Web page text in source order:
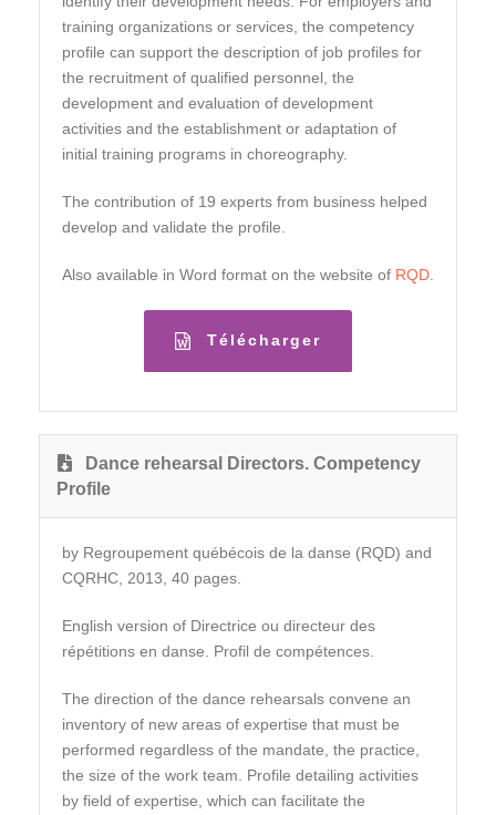
training organizations or services, the competency
profile can support the description of job profiles for
the recruitment of qualified personnel, the
development and evaluation of development
activities and the establishment or adaptation of
initial training programs in choreography.
The contribution of 19 experts from business helped
develop and validate the profile.
Also available in Word format on the website of RQD
Télécharger
Dance rehearsal Directors. Competency
Profile
by Regroupement québécois de la danse (RQD) and
CQRHC, 2013, 40 pages.
English version of Directrice ou directeur des
répétitions en danse. Profil de compétences.
The direction of the dance rehearsals convene an
inventory of new areas of expertise that must be
performed regardless of the mandate, the practice,
the size of the work team. Profile detailing activities
by field of expertise, which can facilitate the